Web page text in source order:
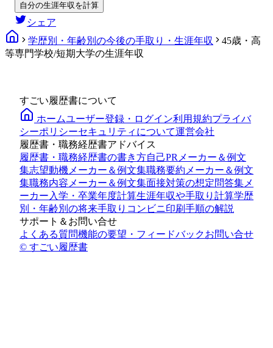
自分の生涯年収を計算
シェア
学歴別・年齢別の今後の手取り・生涯年収
45歳・高
等専門学校/短期大学の生涯年収
すごい履歴書について
ホームユーザー登録・ログイン利用規約プライバ
シーポリシーセキュリティについて運営会社
履歴書・職務経歴書アドバイス
履歴書・職務経歴書の書き方自己PRメーカー＆例文
集志望動機メーカー＆例文集職務要約メーカー＆例文
集職務内容メーカー＆例文集面接対策の想定問答集メ
ーカー 入学・卒業年度計算生涯年収や手取り計算学歴
別・年齢別の将来手取り コンビニ印刷手順の解説
サポート＆お問い合せ
よくある質問機能の要望・フィードバックお問い合せ
© すごい履歴書